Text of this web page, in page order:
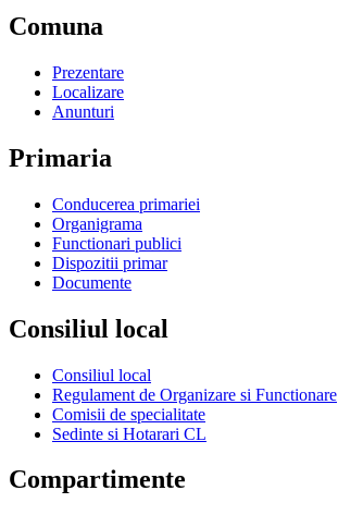
Comuna
Prezentare
Localizare
Anunturi
Primaria
Conducerea primariei
Organigrama
Functionari publici
Dispozitii primar
Documente
Consiliul local
Consiliul local
Regulament de Organizare si Functionare
Comisii de specialitate
Sedinte si Hotarari CL
Compartimente